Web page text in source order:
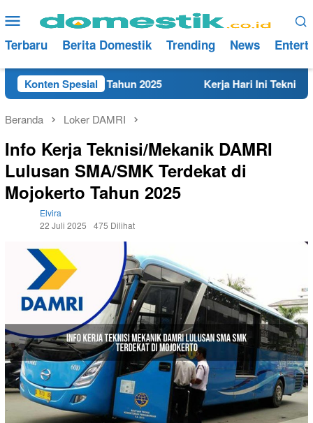
ke
konten
Menu
Mobile
Terbaru Berita Domestik Trending News
Konten Spesial
Rembang Tahun 2025 Kerja Hari Ini Teknisi/Mekanik
Beranda Loker DAMRI
Info Kerja Teknisi/Mekanik DAMRI
Lulusan SMA/SMK Terdekat di
Mojokerto Tahun 2025
Elvira
22 Juli 2025
475 Dilihat